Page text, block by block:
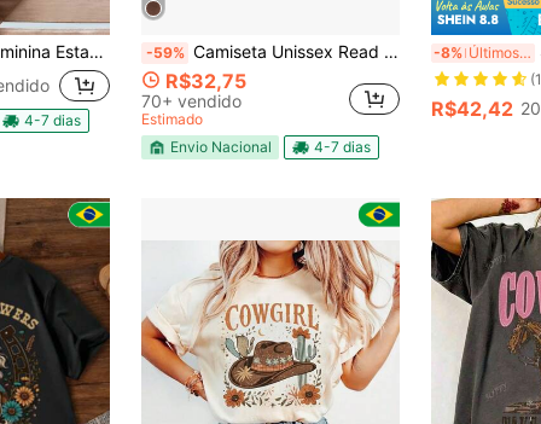
Malha Premium Manga Curta Camisa Gola Redonda
4-7 dias
-59% Camiseta Unissex Read At Dawn Cowgirl
R$32,75
70+ vendido
Estimado
Envio Nacional
4-7 dias
-8% Últimos 3 dias
R$42,42